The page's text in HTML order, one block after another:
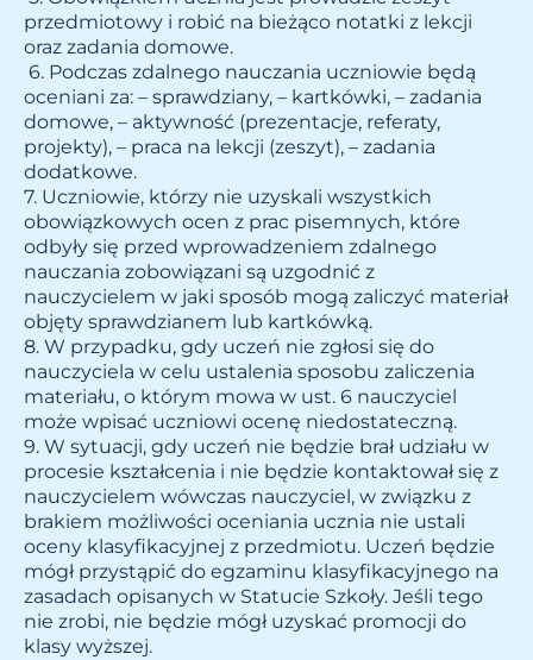
przedmiotowy i robić na bieżąco notatki z lekcji
oraz zadania domowe.
6. Podczas zdalnego nauczania uczniowie będą
oceniani za: – sprawdziany, – kartkówki, – zadania
domowe, – aktywność (prezentacje, referaty,
projekty), – praca na lekcji (zeszyt), – zadania
dodatkowe.
7. Uczniowie, którzy nie uzyskali wszystkich
obowiązkowych ocen z prac pisemnych, które
odbyły się przed wprowadzeniem zdalnego
nauczania zobowiązani są uzgodnić z
nauczycielem w jaki sposób mogą zaliczyć materiał
objęty sprawdzianem lub kartkówką.
8. W przypadku, gdy uczeń nie zgłosi się do
nauczyciela w celu ustalenia sposobu zaliczenia
materiału, o którym mowa w ust. 6 nauczyciel
może wpisać uczniowi ocenę niedostateczną.
9. W sytuacji, gdy uczeń nie będzie brał udziału w
procesie kształcenia i nie będzie kontaktował się z
nauczycielem wówczas nauczyciel, w związku z
brakiem możliwości oceniania ucznia nie ustali
oceny klasyfikacyjnej z przedmiotu. Uczeń będzie
mógł przystąpić do egzaminu klasyfikacyjnego na
zasadach opisanych w Statucie Szkoły. Jeśli tego
nie zrobi, nie będzie mógł uzyskać promocji do
klasy wyższej.